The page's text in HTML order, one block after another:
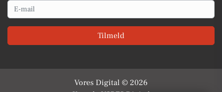
Email
Tilmeld
Vores Digital © 2026